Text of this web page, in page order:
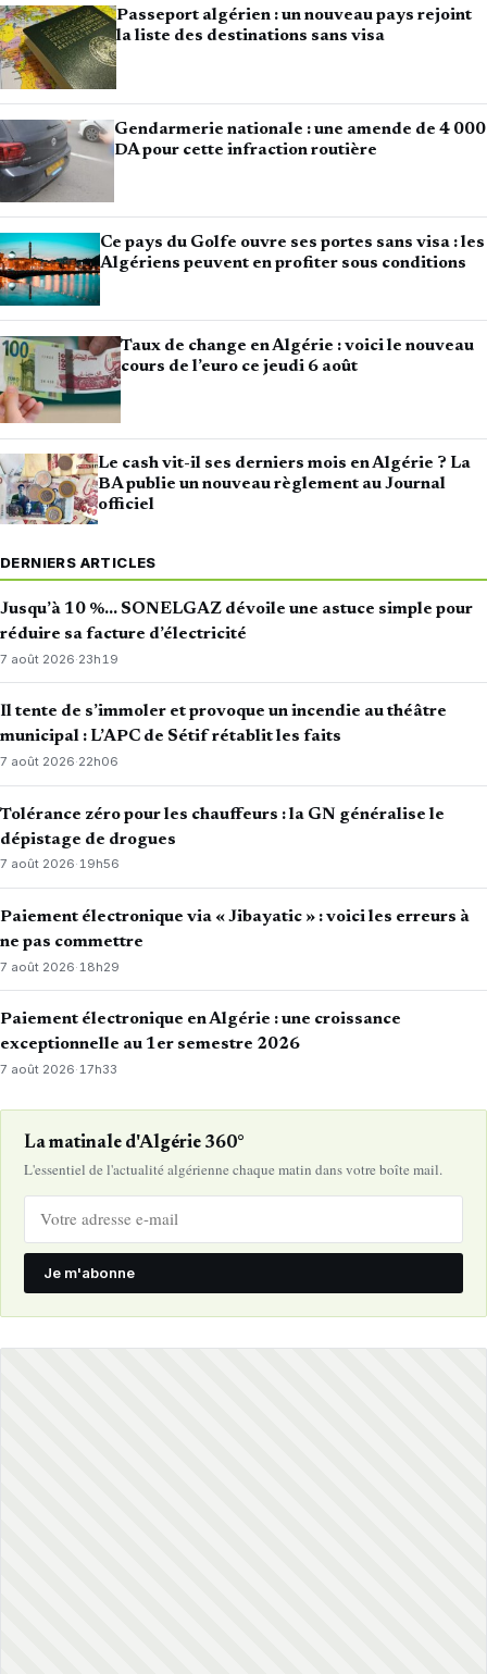
Passeport algérien : un nouveau pays rejoint
la liste des destinations sans visa
Gendarmerie nationale : une amende de 4 000
DA pour cette infraction routière
Ce pays du Golfe ouvre ses portes sans visa : les
Algériens peuvent en profiter sous conditions
Taux de change en Algérie : voici le nouveau
cours de l’euro ce jeudi 6 août
Le cash vit-il ses derniers mois en Algérie ? La
BA publie un nouveau règlement au Journal
officiel
DERNIERS ARTICLES
Jusqu’à 10 %… SONELGAZ dévoile une astuce simple pour
réduire sa facture d’électricité
7 août 2026·23h19
Il tente de s’immoler et provoque un incendie au théâtre
municipal : L’APC de Sétif rétablit les faits
7 août 2026·22h06
Tolérance zéro pour les chauffeurs : la GN généralise le
dépistage de drogues
7 août 2026·19h56
Paiement électronique via « Jibayatic » : voici les erreurs à
ne pas commettre
7 août 2026· 18h29
Paiement électronique en Algérie : une croissance
exceptionnelle au 1er semestre 2026
7 août 2026·17h33
La matinale d'Algérie 360°
L'essentiel de l'actualité algérienne chaque matin dans votre boîte mail.
Je m'abonne